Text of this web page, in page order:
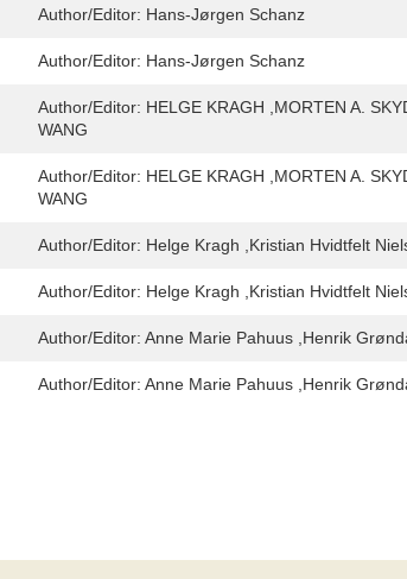
Author/Editor: Hans-Jørgen Schanz
Author/Editor: Hans-Jørgen Schanz
Author/Editor: HELGE KRAGH ,MORTEN A.
WANG
Author/Editor: HELGE KRAGH ,MORTEN A.
WANG
Author/Editor: Helge Kragh ,Kristian Hvidtfelt
Author/Editor: Helge Kragh ,Kristian Hvidtfelt
Author/Editor: Anne Marie Pahuus ,Henrik
Author/Editor: Anne Marie Pahuus ,Henrik